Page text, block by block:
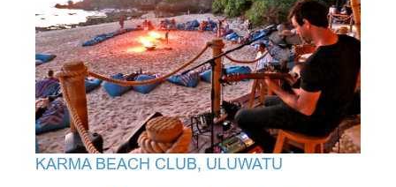
KARMA BEACH CLUB, ULUWATU